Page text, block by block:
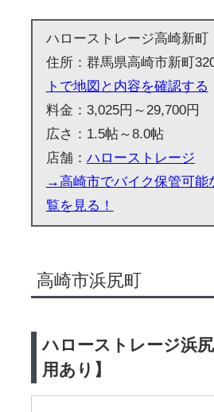
ハローストレージ高崎新町
住所：群馬県高崎市新町
トで地図と内容を確認する
料金：3,025円～29,700円
広さ：1.5帖～8.0帖
店舗： ハローストレージ
→高崎市でバイク保管可能
覧を見る！
高崎市浜尻町
ハローストレージ浜
用あり】